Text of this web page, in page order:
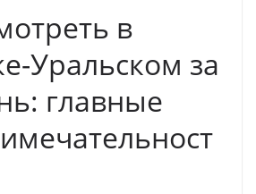
в
Уральском за
главные